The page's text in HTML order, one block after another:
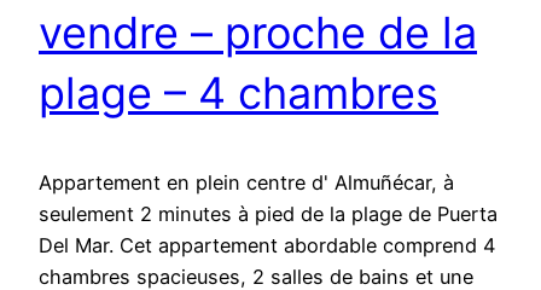
vendre – proche de la
plage – 4 chambres
Appartement en plein centre d' Almuñécar, à
seulement 2 minutes à pied de la plage de Puerta
Del Mar. Cet appartement abordable comprend 4
chambres spacieuses, 2 salles de bains et une